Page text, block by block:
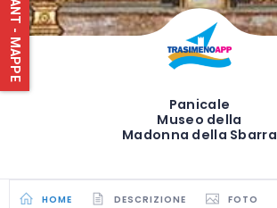
Panicale
Museo della
Madonna della Sbarra
HOME DESCRIZIONE FOTO